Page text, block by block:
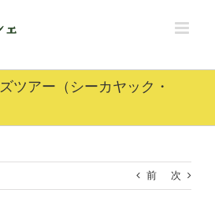
ツアー（シーカヤック・
前 次